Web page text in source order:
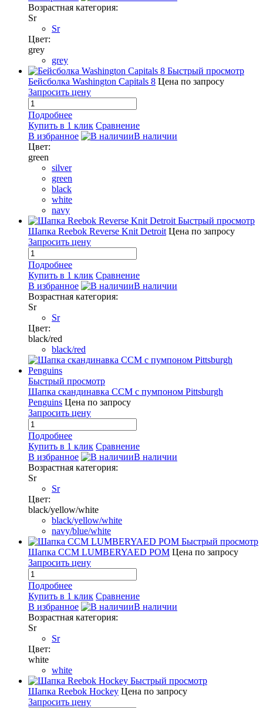
Возрастная категория:
Sr
Sr
Цвет:
grey
grey
Быстрый просмотр
Бейсболка Washington Capitals 8 Цена по запросу
Запросить цену
Подробнее
Купить в 1 клик Сравнение
В избранное
В наличии
Цвет:
green
silver
green
black
white
navy
Быстрый просмотр
Шапка Reebok Reverse Knit Detroit Цена по запросу
Запросить цену
Подробнее
Купить в 1 клик Сравнение
В избранное
В наличии
Возрастная категория:
Sr
Sr
Цвет:
black/red
black/red
Быстрый просмотр
Шапка скандинавка CCM с пумпоном Pittsburgh
Penguins Цена по запросу
Запросить цену
Подробнее
Купить в 1 клик Сравнение
В избранное
В наличии
Возрастная категория:
Sr
Sr
Цвет:
black/yellow/white
black/yellow/white
navy/blue/white
Быстрый просмотр
Шапка CCM LUMBERYAED POM Цена по запросу
Запросить цену
Подробнее
Купить в 1 клик Сравнение
В избранное
В наличии
Возрастная категория:
Sr
Sr
Цвет:
white
white
Быстрый просмотр
Шапка Reebok Hockey Цена по запросу
Запросить цену